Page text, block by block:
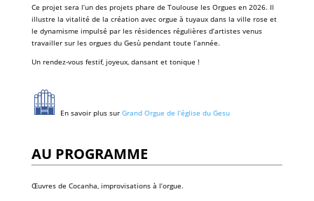
Ce projet sera l’un des projets phare de Toulouse les Orgues en 2026. Il
illustre la vitalité de la création avec orgue à tuyaux dans la ville rose et
le dynamisme impulsé par les résidences régulières d’artistes venus
travailler sur les orgues du Gesù pendant toute l’année.
Un rendez-vous festif, joyeux, dansant et tonique !
En savoir plus sur Grand Orgue de l’église du Gesu
AU PROGRAMME
Œuvres de Cocanha, improvisations à l’orgue.